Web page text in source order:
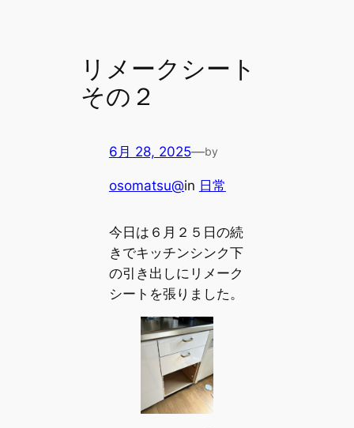
リメークシート
その２
6月 28, 2025—by
osomatsu@in 日常
今日は６月２５日の続
きでキッチンシンク下
の引き出しにリメーク
シートを張りました。